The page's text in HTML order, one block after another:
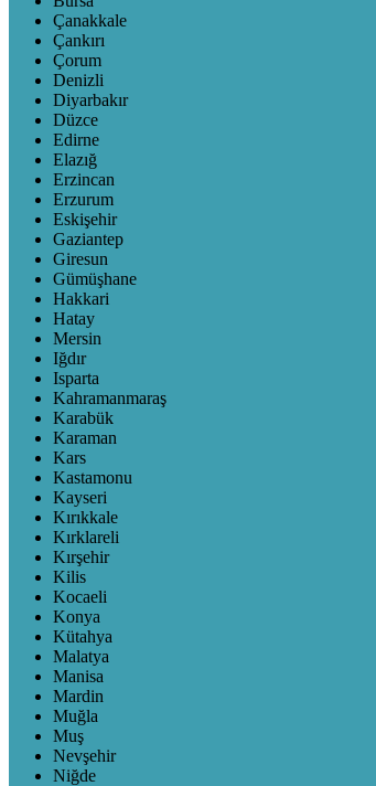
Çanakkale
Çankırı
Çorum
Denizli
Diyarbakır
Düzce
Edirne
Elazığ
Erzincan
Erzurum
Eskişehir
Gaziantep
Giresun
Gümüşhane
Hakkari
Hatay
Mersin
Iğdır
Isparta
Kahramanmaraş
Karabük
Karaman
Kars
Kastamonu
Kayseri
Kırıkkale
Kırklareli
Kırşehir
Kilis
Kocaeli
Konya
Kütahya
Malatya
Manisa
Mardin
Muğla
Muş
Nevşehir
Niğde